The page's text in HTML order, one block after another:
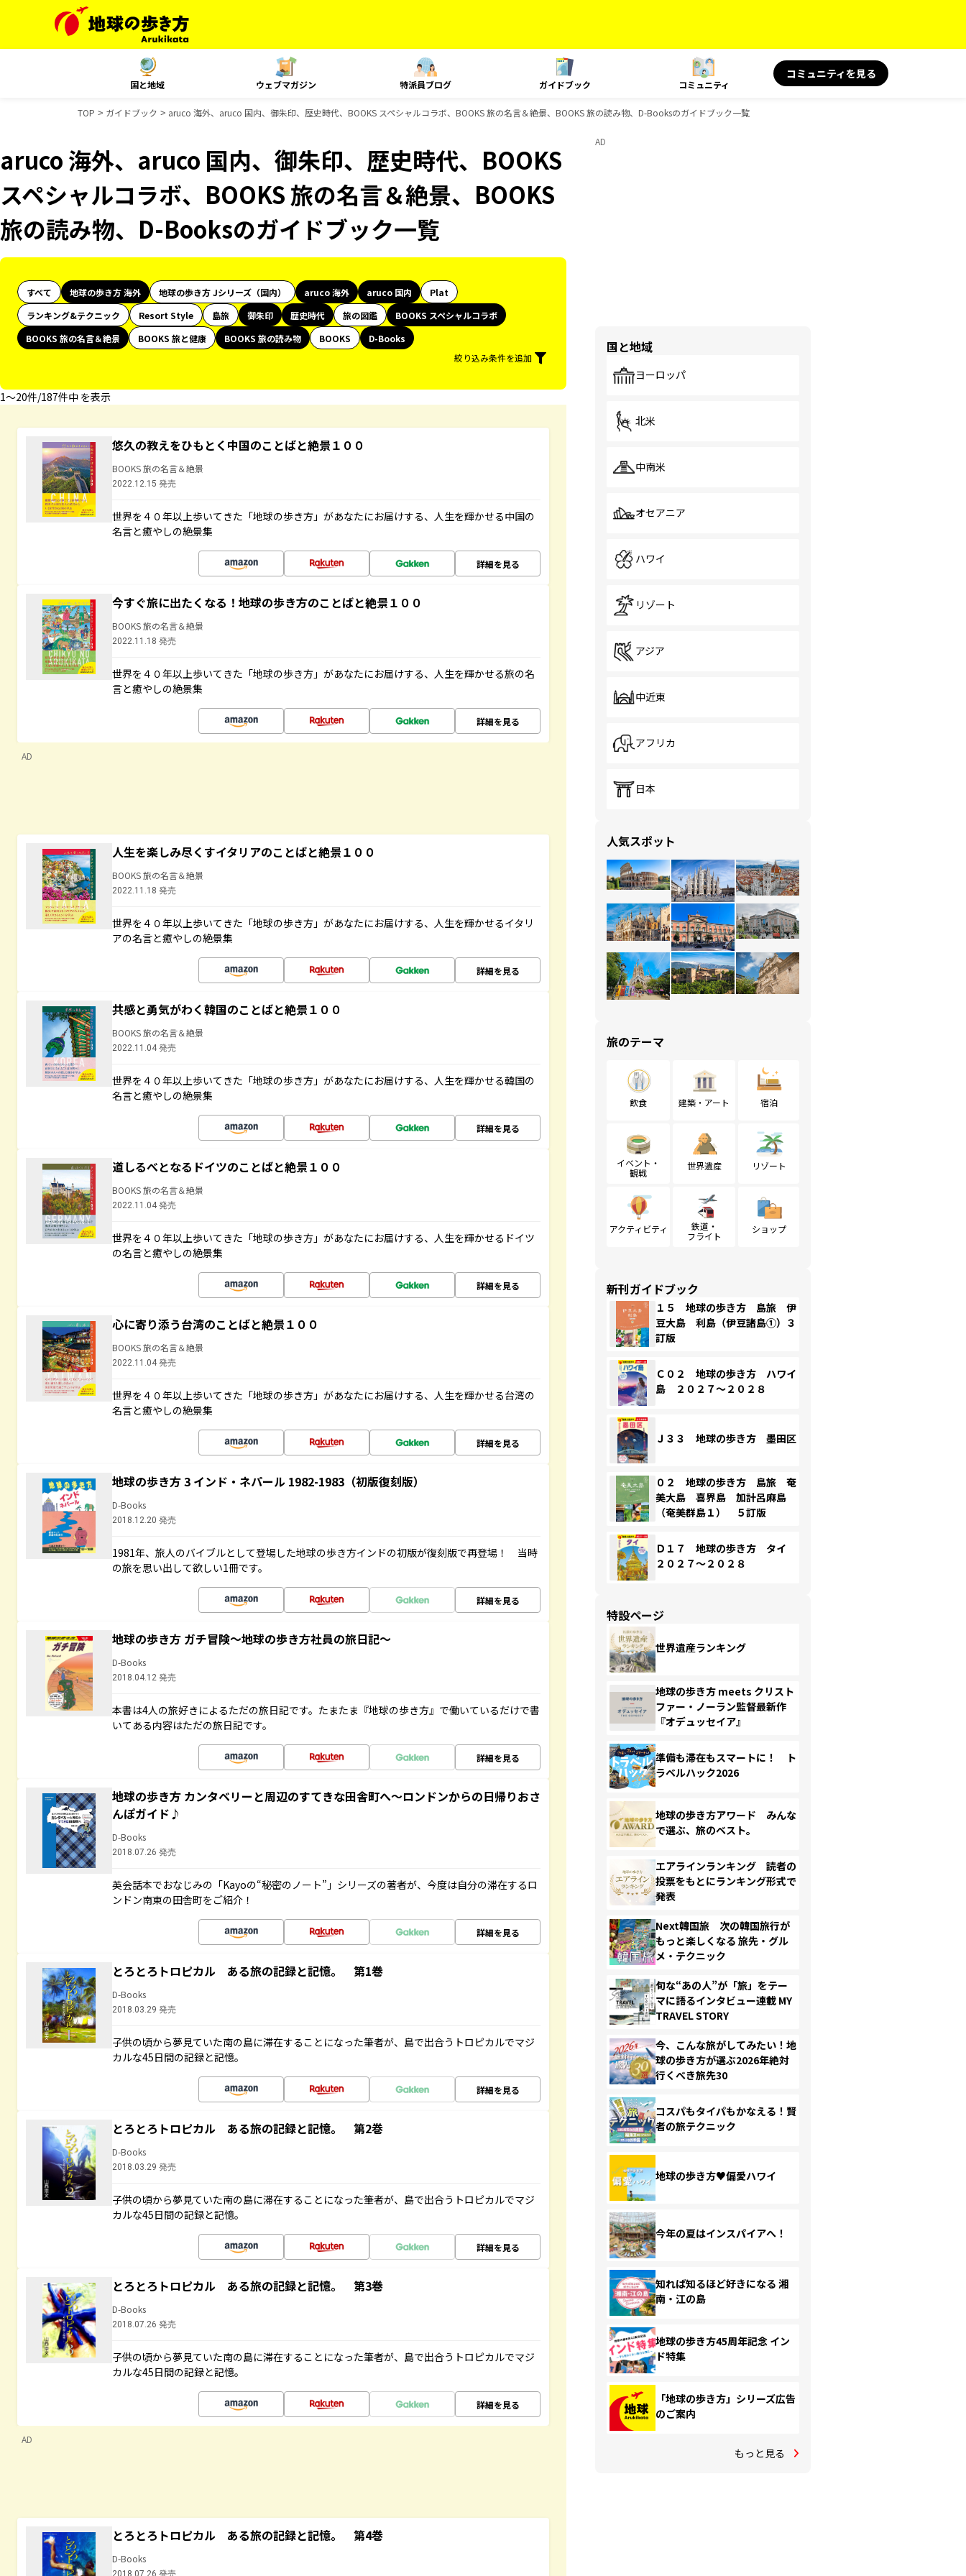
国と地域 ウェブマガジン 特派員ブログ ガイドブック コミュニティ
コミュニティを見る
TOP ガイドブック aruco 海外、aruco 国内、御朱印、歴史時代、BOOKS スペシャルコラボ、BOOKS 旅の名言＆絶景、BOOKS 旅の読み物、D-Booksのガイドブック一覧
aruco 海外、aruco 国内、御朱印、歴史時代、BOOKS
スペシャルコラボ、BOOKS 旅の名言＆絶景、BOOKS
旅の読み物、D-Booksのガイドブック一覧
すべて 地球の歩き方 海外 地球の歩き方 Jシリーズ（国内） aruco 海外 aruco 国内
Plat
ランキング&テクニック
Resort Style 島旅 御朱印 歴史時代 旅の図鑑
BOOKS スペシャルコラボ
BOOKS 旅の名言＆絶景
BOOKS 旅と健康 BOOKS 旅の読み物 BOOKS
D-Books
絞り込み条件を追加
1〜20件/187件中 を表示
悠久の教えをひもとく中国のことばと絶景１００
BOOKS 旅の名言＆絶景
2022.12.15 発売
世界を４０年以上歩いてきた「地球の歩き方」があなたにお届けする、人生を輝かせる中国の
名言と癒やしの絶景集
詳細を見る
今すぐ旅に出たくなる！地球の歩き方のことばと絶景１００
BOOKS 旅の名言＆絶景
2022.11.18 発売
世界を４０年以上歩いてきた「地球の歩き方」があなたにお届けする、人生を輝かせる旅の名
言と癒やしの絶景集
詳細を見る
AD
人生を楽しみ尽くすイタリアのことばと絶景１００
BOOKS 旅の名言＆絶景
2022.11.18 発売
世界を４０年以上歩いてきた「地球の歩き方」があなたにお届けする、人生を輝かせるイタリ
アの名言と癒やしの絶景集
詳細を見る
共感と勇気がわく韓国のことばと絶景１００
BOOKS 旅の名言＆絶景
2022.11.04 発売
世界を４０年以上歩いてきた「地球の歩き方」があなたにお届けする、人生を輝かせる韓国の
名言と癒やしの絶景集
詳細を見る
道しるべとなるドイツのことばと絶景１００
BOOKS 旅の名言＆絶景
2022.11.04 発売
世界を４０年以上歩いてきた「地球の歩き方」があなたにお届けする、人生を輝かせるドイツ
の名言と癒やしの絶景集
詳細を見る
心に寄り添う台湾のことばと絶景１００
BOOKS 旅の名言＆絶景
2022.11.04 発売
世界を４０年以上歩いてきた「地球の歩き方」があなたにお届けする、人生を輝かせる台湾の
名言と癒やしの絶景集
詳細を見る
地球の歩き方 3 インド・ネパール 1982-1983（初版復刻版）
D-Books
2018.12.20 発売
1981年、旅人のバイブルとして登場した地球の歩き方インドの初版が復刻版で再登場！ 当時
の旅を思い出して欲しい1冊です。
詳細を見る
地球の歩き方 ガチ冒険～地球の歩き方社員の旅日記～
D-Books
2018.04.12 発売
本書は4人の旅好きによるただの旅日記です。たまたま『地球の歩き方』で働いているだけで書
いてある内容はただの旅日記です。
詳細を見る
地球の歩き方 カンタベリーと周辺のすてきな田舎町へ～ロンドンからの日帰りおさ
んぽガイド♪
D-Books
2018.07.26 発売
英会話本でおなじみの「Kayoの“秘密のノート”」シリーズの著者が、今度は自分の滞在するロ
ンドン南東の田舎町をご紹介！
詳細を見る
とろとろトロピカル ある旅の記録と記憶。 第1巻
D-Books
2018.03.29 発売
子供の頃から夢見ていた南の島に滞在することになった筆者が、島で出合うトロピカルでマジ
カルな45日間の記録と記憶。
詳細を見る
とろとろトロピカル ある旅の記録と記憶。 第2巻
D-Books
2018.03.29 発売
子供の頃から夢見ていた南の島に滞在することになった筆者が、島で出合うトロピカルでマジ
カルな45日間の記録と記憶。
詳細を見る
とろとろトロピカル ある旅の記録と記憶。 第3巻
D-Books
2018.07.26 発売
子供の頃から夢見ていた南の島に滞在することになった筆者が、島で出合うトロピカルでマジ
カルな45日間の記録と記憶。
詳細を見る
AD
とろとろトロピカル ある旅の記録と記憶。 第4巻
D-Books
2018.07.26 発売
AD
国と地域
ヨーロッパ
北米
中南米
オセアニア
ハワイ
リゾート
アジア
中近東
アフリカ
日本
人気スポット
旅のテーマ
飲食 建築・アート 宿泊
イベント・
観戦
世界遺産 リゾート
アクティビティ
鉄道・
フライト
ショップ
新刊ガイドブック
１５ 地球の歩き方 島旅 伊
豆大島 利島（伊豆諸島①）３
訂版
Ｃ０２ 地球の歩き方 ハワイ
島 ２０２７～２０２８
Ｊ３３ 地球の歩き方 墨田区
０２ 地球の歩き方 島旅 奄
美大島 喜界島 加計呂麻島
（奄美群島１） ５訂版
Ｄ１７ 地球の歩き方 タイ
２０２７～２０２８
特設ページ
世界遺産ランキング
地球の歩き方 meets クリスト
ファー・ノーラン監督最新作
『オデュッセイア』
準備も滞在もスマートに！ ト
ラベルハック2026
地球の歩き方アワード みんな
で選ぶ、旅のベスト。
エアラインランキング 読者の
投票をもとにランキング形式で
発表
Next韓国旅 次の韓国旅行が
もっと楽しくなる 旅先・グル
メ・テクニック
旬な“あの人”が「旅」をテー
マに語るインタビュー連載 MY
TRAVEL STORY
今、こんな旅がしてみたい！地
球の歩き方が選ぶ2026年絶対
行くべき旅先30
コスパもタイパもかなえる！賢
者の旅テクニック
地球の歩き方♥偏愛ハワイ
今年の夏はインスパイアへ！
知れば知るほど好きになる 湘
南・江の島
地球の歩き方45周年記念 イン
ド特集
「地球の歩き方」シリーズ広告
のご案内
もっと見る